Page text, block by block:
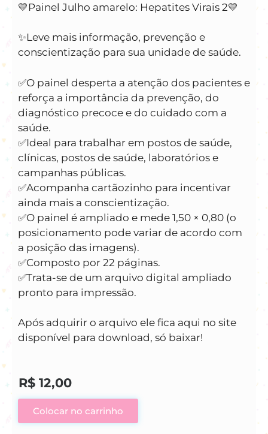
💛Painel Julho amarelo: Hepatites Virais 2💛
✨️Leve mais informação, prevenção e
conscientização para sua unidade de saúde.
✅️O painel desperta a atenção dos pacientes e
reforça a importância da prevenção, do
diagnóstico precoce e do cuidado com a
saúde.
✅️Ideal para trabalhar em postos de saúde,
clínicas, postos de saúde, laboratórios e
campanhas públicas.
✅️Acompanha cartãozinho para incentivar
ainda mais a conscientização.
✅️O painel é ampliado e mede 1,50 × 0,80 (o
posicionamento pode variar de acordo com
a posição das imagens).
✅️Composto por 22 páginas.
✅️Trata-se de um arquivo digital ampliado
pronto para impressão.
Após adquirir o arquivo ele fica aqui no site
disponível para download, só baixar!
R$ 12,00
Colocar no carrinho